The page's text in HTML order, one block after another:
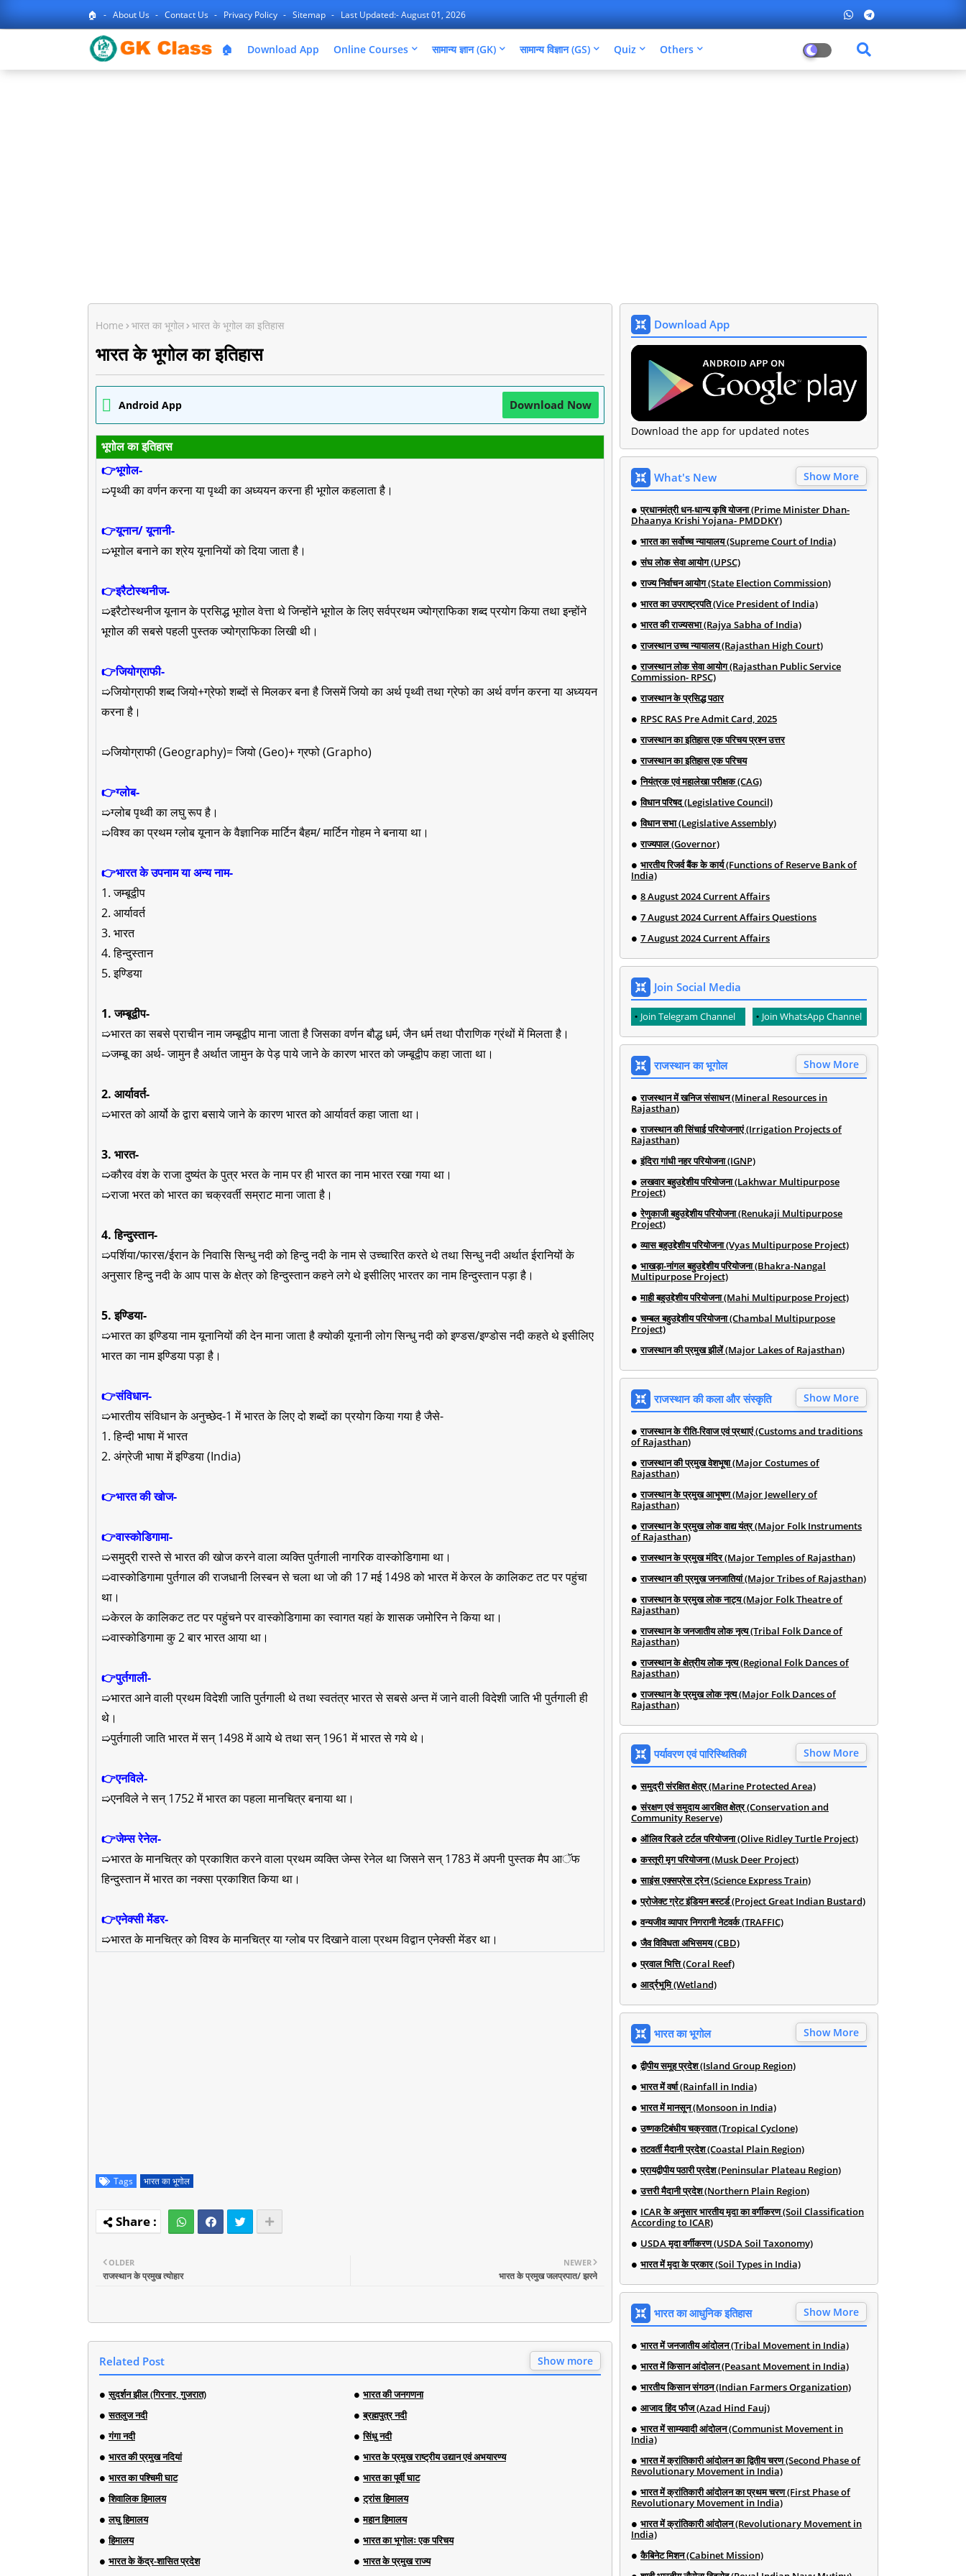
🏠 About Us Contact Us Privacy Policy Sitemap Last Updated:- August 01, 2026
🏠 Download App Online Courses सामान्य ज्ञान (GK) सामान्य विज्ञान (GS) Quiz Others
Home भारत का भूगोल भारत के भूगोल का इतिहास
भारत के भूगोल का इतिहास
Android App Download Now
भूगोल का इतिहास
👉भूगोल-
➯पृथ्वी का वर्णन करना या पृथ्वी का अध्ययन करना ही भूगोल कहलाता है।
👉यूनान/ यूनानी-
➯भूगोल बनाने का श्रेय यूनानियों को दिया जाता है।
👉इरैटोस्थनीज-
➯इरैटोस्थनीज यूनान के प्रसिद्ध भूगोल वेत्ता थे जिन्होंने भूगोल के लिए सर्वप्रथम ज्योग्राफिका शब्द प्रयोग किया तथा इन्होंने
भूगोल की सबसे पहली पुस्तक ज्योग्राफिका लिखी थी।
👉जियोग्राफी-
➯जियोग्राफी शब्द जियो+ग्रेफो शब्दों से मिलकर बना है जिसमें जियो का अर्थ पृथ्वी तथा ग्रेफो का अर्थ वर्णन करना या अध्ययन
करना है।
➯जियोग्राफी (Geography)= जियो (Geo)+ ग्रफो (Grapho)
👉ग्लोब-
➯ग्लोब पृथ्वी का लघु रूप है।
➯विश्व का प्रथम ग्लोब यूनान के वैज्ञानिक मार्टिन बैहम/ मार्टिन गोहम ने बनाया था।
👉भारत के उपनाम या अन्य नाम-
1. जम्बूद्वीप
2. आर्यावर्त
3. भारत
4. हिन्दुस्तान
5. इण्डिया
1. जम्बूद्वीप-
➯भारत का सबसे प्राचीन नाम जम्बूद्वीप माना जाता है जिसका वर्णन बौद्ध धर्म, जैन धर्म तथा पौराणिक ग्रंथों में मिलता है।
➯जम्बू का अर्थ- जामुन है अर्थात जामुन के पेड़ पाये जाने के कारण भारत को जम्बूद्वीप कहा जाता था।
2. आर्यावर्त-
➯भारत को आर्यो के द्वारा बसाये जाने के कारण भारत को आर्यावर्त कहा जाता था।
3. भारत-
➯कौरव वंश के राजा दुष्यंत के पुत्र भरत के नाम पर ही भारत का नाम भारत रखा गया था।
➯राजा भरत को भारत का चक्रवर्ती सम्राट माना जाता है।
4. हिन्दुस्तान-
➯पर्शिया/फारस/ईरान के निवासि सिन्धु नदी को हिन्दु नदी के नाम से उच्चारित करते थे तथा सिन्धु नदी अर्थात ईरानियों के
अनुसार हिन्दु नदी के आप पास के क्षेत्र को हिन्दुस्तान कहने लगे थे इसीलिए भारतर का नाम हिन्दुस्तान पड़ा है।
5. इण्डिया-
➯भारत का इण्डिया नाम यूनानियों की देन माना जाता है क्योकी यूनानी लोग सिन्धु नदी को इण्डस/इण्डोस नदी कहते थे इसीलिए
भारत का नाम इण्डिया पड़ा है।
👉संविधान-
➯भारतीय संविधान के अनुच्छेद-1 में भारत के लिए दो शब्दों का प्रयोग किया गया है जैसे-
1. हिन्दी भाषा में भारत
2. अंग्रेजी भाषा में इण्डिया (India)
👉भारत की खोज-
👉वास्कोडिगामा-
➯समुद्री रास्ते से भारत की खोज करने वाला व्यक्ति पुर्तगाली नागरिक वास्कोडिगामा था।
➯वास्कोडिगामा पुर्तगाल की राजधानी लिस्बन से चला था जो की 17 मई 1498 को भारत में केरल के कालिकट तट पर पहुंचा
था।
➯केरल के कालिकट तट पर पहुंचने पर वास्कोडिगामा का स्वागत यहां के शासक जमोरिन ने किया था।
➯वास्कोडिगामा कु 2 बार भारत आया था।
👉पुर्तगाली-
➯भारत आने वाली प्रथम विदेशी जाति पुर्तगाली थे तथा स्वतंत्र भारत से सबसे अन्त में जाने वाली विदेशी जाति भी पुर्तगाली ही
थे।
➯पुर्तगाली जाति भारत में सन् 1498 में आये थे तथा सन् 1961 में भारत से गये थे।
👉एनविले-
➯एनविले ने सन् 1752 में भारत का पहला मानचित्र बनाया था।
👉जेम्स रेनेल-
➯भारत के मानचित्र को प्रकाशित करने वाला प्रथम व्यक्ति जेम्स रेनेल था जिसने सन् 1783 में अपनी पुस्तक मैप आॅफ
हिन्दुस्तान में भारत का नक्सा प्रकाशित किया था।
👉एनेक्सी मेंडर-
➯भारत के मानचित्र को विश्व के मानचित्र या ग्लोब पर दिखाने वाला प्रथम विद्वान एनेक्सी मेंडर था।
Tags भारत का भूगोल
NEWER
भारत के प्रमुख जलप्रपात/ झरने
OLDER
राजस्थान के प्रमुख त्योहार
Related Post Show more
सुदर्शन झील (गिरनार, गुजरात)
भारत की जनगणना
सतलुज नदी
ब्रह्मपुत्र नदी
गंगा नदी
सिंधु नदी
भारत की प्रमुख नदियां
भारत के प्रमुख राष्ट्रीय उद्यान एवं अभयारण्य
भारत का पश्चिमी घाट
भारत का पूर्वी घाट
शिवालिक हिमालय
ट्रांस हिमालय
लघु हिमालय
महान हिमालय
हिमालय
भारत का भूगोलः एक परिचय
भारत के केंद्र-शासित प्रदेश
भारत के प्रमुख राज्य
Download App
Download the app for updated notes
What's New Show More
प्रधानमंत्री धन-धान्य कृषि योजना (Prime Minister Dhan-
Dhaanya Krishi Yojana- PMDDKY)
भारत का सर्वोच्च न्यायालय (Supreme Court of India)
संघ लोक सेवा आयोग (UPSC)
राज्य निर्वाचन आयोग (State Election Commission)
भारत का उपराष्ट्रपति (Vice President of India)
भारत की राज्यसभा (Rajya Sabha of India)
राजस्थान उच्च न्यायालय (Rajasthan High Court)
राजस्थान लोक सेवा आयोग (Rajasthan Public Service
Commission- RPSC)
राजस्थान के प्रसिद्ध पठार
RPSC RAS Pre Admit Card, 2025
राजस्थान का इतिहास एक परिचय प्रश्न उत्तर
राजस्थान का इतिहास एक परिचय
नियंत्रक एवं महालेखा परीक्षक (CAG)
विधान परिषद (Legislative Council)
विधान सभा (Legislative Assembly)
राज्यपाल (Governor)
भारतीय रिजर्व बैंक के कार्य (Functions of Reserve Bank of
India)
8 August 2024 Current Affairs
7 August 2024 Current Affairs Questions
7 August 2024 Current Affairs
Join Social Media
Join Telegram Channel Join WhatsApp Channel
राजस्थान का भूगोल Show More
राजस्थान में खनिज संसाधन (Mineral Resources in
Rajasthan)
राजस्थान की सिंचाई परियोजनाएं (Irrigation Projects of
Rajasthan)
इंदिरा गांधी नहर परियोजना (IGNP)
लखवार बहुउद्देशीय परियोजना (Lakhwar Multipurpose
Project)
रेणुकाजी बहुउद्देशीय परियोजना (Renukaji Multipurpose
Project)
व्यास बहुउद्देशीय परियोजना (Vyas Multipurpose Project)
भाखड़ा-नांगल बहुउद्देशीय परियोजना (Bhakra-Nangal
Multipurpose Project)
माही बहुउद्देशीय परियोजना (Mahi Multipurpose Project)
चम्बल बहुउद्देशीय परियोजना (Chambal Multipurpose
Project)
राजस्थान की प्रमुख झीलें (Major Lakes of Rajasthan)
राजस्थान की कला और संस्कृति Show More
राजस्थान के रीति-रिवाज एवं प्रथाएं (Customs and traditions
of Rajasthan)
राजस्थान की प्रमुख वेशभूषा (Major Costumes of
Rajasthan)
राजस्थान के प्रमुख आभूषण (Major Jewellery of
Rajasthan)
राजस्थान के प्रमुख लोक वाद्य यंत्र (Major Folk Instruments
of Rajasthan)
राजस्थान के प्रमुख मंदिर (Major Temples of Rajasthan)
राजस्थान की प्रमुख जनजातियां (Major Tribes of Rajasthan)
राजस्थान के प्रमुख लोक नाट्य (Major Folk Theatre of
Rajasthan)
राजस्थान के जनजातीय लोक नृत्य (Tribal Folk Dance of
Rajasthan)
राजस्थान के क्षेत्रीय लोक नृत्य (Regional Folk Dances of
Rajasthan)
राजस्थान के प्रमुख लोक नृत्य (Major Folk Dances of
Rajasthan)
पर्यावरण एवं पारिस्थितिकी Show More
समुद्री संरक्षित क्षेत्र (Marine Protected Area)
संरक्षण एवं समुदाय आरक्षित क्षेत्र (Conservation and
Community Reserve)
ऑलिव रिडले टर्टल परियोजना (Olive Ridley Turtle Project)
कस्तूरी मृग परियोजना (Musk Deer Project)
साइंस एक्सप्रेस ट्रेन (Science Express Train)
प्रोजेक्ट ग्रेट इंडियन बस्टर्ड (Project Great Indian Bustard)
वन्यजीव व्यापार निगरानी नेटवर्क (TRAFFIC)
जैव विविधता अभिसमय (CBD)
प्रवाल भित्ति (Coral Reef)
आर्द्रभूमि (Wetland)
भारत का भूगोल Show More
द्वीपीय समूह प्रदेश (Island Group Region)
भारत में वर्षा (Rainfall in India)
भारत में मानसून (Monsoon in India)
उष्णकटिबंधीय चक्रवात (Tropical Cyclone)
तटवर्ती मैदानी प्रदेश (Coastal Plain Region)
प्रायद्वीपीय पठारी प्रदेश (Peninsular Plateau Region)
उत्तरी मैदानी प्रदेश (Northern Plain Region)
ICAR के अनुसार भारतीय मृदा का वर्गीकरण (Soil Classification
According to ICAR)
USDA मृदा वर्गीकरण (USDA Soil Taxonomy)
भारत में मृदा के प्रकार (Soil Types in India)
भारत का आधुनिक इतिहास Show More
भारत में जनजातीय आंदोलन (Tribal Movement in India)
भारत में किसान आंदोलन (Peasant Movement in India)
भारतीय किसान संगठन (Indian Farmers Organization)
आजाद हिंद फौज (Azad Hind Fauj)
भारत में साम्यवादी आंदोलन (Communist Movement in
India)
भारत में क्रांतिकारी आंदोलन का द्वितीय चरण (Second Phase of
Revolutionary Movement in India)
भारत में क्रांतिकारी आंदोलन का प्रथम चरण (First Phase of
Revolutionary Movement in India)
भारत में क्रांतिकारी आंदोलन (Revolutionary Movement in
India)
कैबिनेट मिशन (Cabinet Mission)